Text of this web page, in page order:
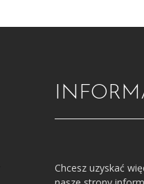
Chcesz uzyskać